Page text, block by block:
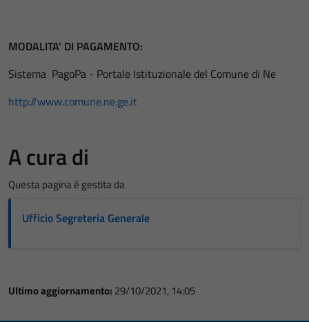
MODALITA' DI PAGAMENTO:
Sistema PagoPa - Portale Istituzionale del Comune di Ne
http://www.comune.ne.ge.it
A cura di
Questa pagina è gestita da
Ufficio Segreteria Generale
Ultimo aggiornamento: 29/10/2021, 14:05